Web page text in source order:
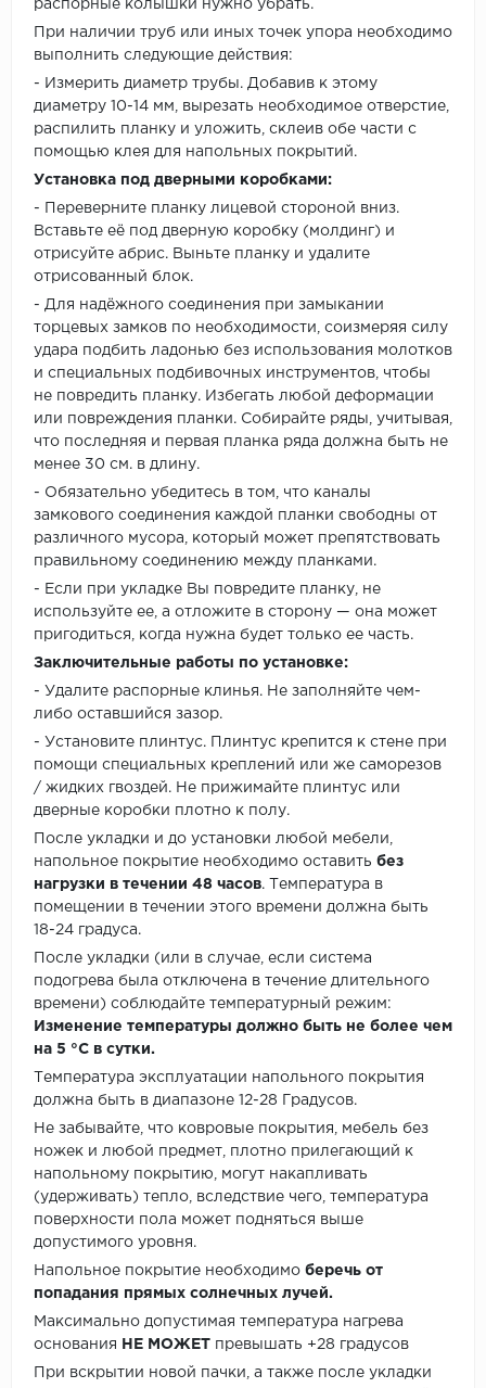
распорные колышки нужно убрать.
При наличии труб или иных точек упора необходимо
выполнить следующие действия:
- Измерить диаметр трубы. Добавив к этому
диаметру 10-14 мм, вырезать необходимое отверстие,
распилить планку и уложить, склеив обе части с
помощью клея для напольных покрытий.
Установка под дверными коробками:
- Переверните планку лицевой стороной вниз.
Вставьте её под дверную коробку (молдинг) и
отрисуйте абрис. Выньте планку и удалите
отрисованный блок.
- Для надёжного соединения при замыкании
торцевых замков по необходимости, соизмеряя силу
удара подбить ладонью без использования молотков
и специальных подбивочных инструментов, чтобы
не повредить планку. Избегать любой деформации
или повреждения планки. Собирайте ряды, учитывая,
что последняя и первая планка ряда должна быть не
менее 30 см. в длину.
- Обязательно убедитесь в том, что каналы
замкового соединения каждой планки свободны от
различного мусора, который может препятствовать
правильному соединению между планками.
- Если при укладке Вы повредите планку, не
используйте ее, а отложите в сторону — она может
пригодиться, когда нужна будет только ее часть.
Заключительные работы по установке:
- Удалите распорные клинья. Не заполняйте чем-
либо оставшийся зазор.
- Установите плинтус. Плинтус крепится к стене при
помощи специальных креплений или же саморезов
/ жидких гвоздей. Не прижимайте плинтус или
дверные коробки плотно к полу.
После укладки и до установки любой мебели,
напольное покрытие необходимо оставить без
нагрузки в течении 48 часов. Температура в
помещении в течении этого времени должна быть
18-24 градуса.
После укладки (или в случае, если система
подогрева была отключена в течение длительного
времени) соблюдайте температурный режим:
Изменение температуры должно быть не более чем
на 5 °C в сутки.
Температура эксплуатации напольного покрытия
должна быть в диапазоне 12-28 Градусов.
Не забывайте, что ковровые покрытия, мебель без
ножек и любой предмет, плотно прилегающий к
напольному покрытию, могут накапливать
(удерживать) тепло, вследствие чего, температура
поверхности пола может подняться выше
допустимого уровня.
Напольное покрытие необходимо беречь от
попадания прямых солнечных лучей.
Максимально допустимая температура нагрева
основания
НЕ МОЖЕТ превышать +28 градусов
При вскрытии новой пачки, а также после укладки